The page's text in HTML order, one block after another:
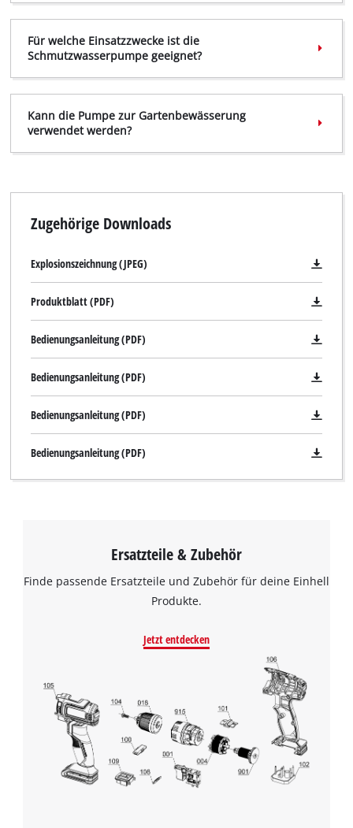
Für welche Einsatzzwecke ist die
Schmutzwasserpumpe geeignet?
Kann die Pumpe zur Gartenbewässerung
verwendet werden?
Zugehörige Downloads
Explosionszeichnung (JPEG)
Produktblatt (PDF)
Bedienungsanleitung (PDF)
Bedienungsanleitung (PDF)
Bedienungsanleitung (PDF)
Bedienungsanleitung (PDF)
Ersatzteile & Zubehör
Finde passende Ersatzteile und Zubehör für deine Einhell
Produkte.
Jetzt entdecken